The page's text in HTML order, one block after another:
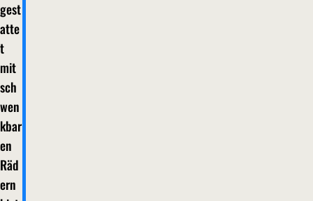
gest
atte
t
mit
sch
wen
kbar
en
Räd
ern